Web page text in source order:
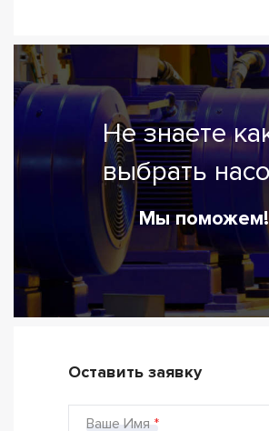
Не знаете
выбрать
Мы поможем!
Оставить заявку
Ваше Имя